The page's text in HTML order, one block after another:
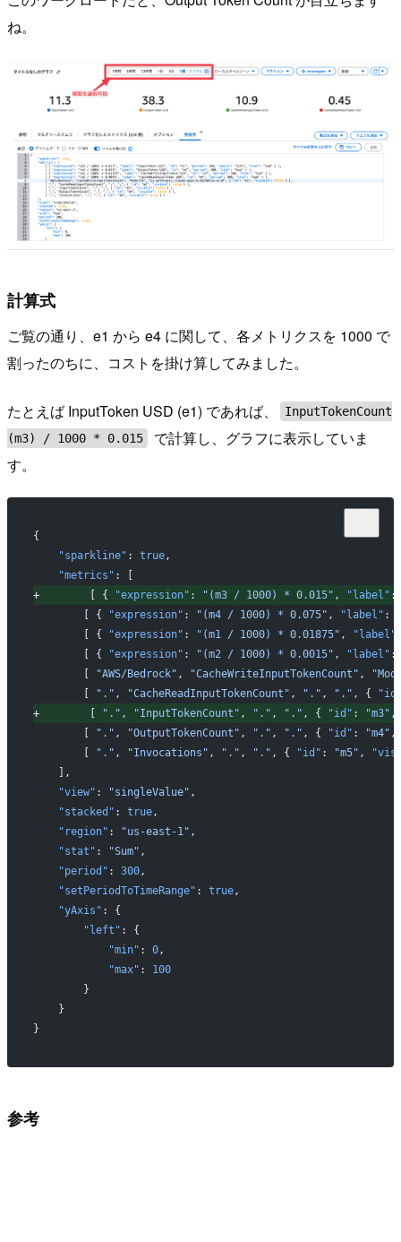
ね。
計算式
ご覧の通り、e1 から e4 に関して、各メトリクスを 1000 で
割ったのちに、コストを掛け算してみました。
たとえば InputToken USD (e1) であれば、
InputTokenCount
(m3) / 1000 * 0.015
で計算し、グラフに表示していま
す。
{
   "sparkline"
: true,
   "metrics"
: [
+
        [ {
"expression" : "(m3 / 1000) * 0.015" , "label"
       [ {
"expression" : "(m4 / 1000) * 0.075" , "label" :
       [ {
"expression" : "(m1 / 1000) * 0.01875" , "label"
       [ {
"expression" : "(m2 / 1000) * 0.0015" , "label"
"AWS/Bedrock" , "CacheWriteInputTokenCount" ,
"." , "CacheReadInputTokenCount" , "." , "." , {
+
        [
"." , "InputTokenCount" , "." , "." , { "id" : "m3"
"." , "OutputTokenCount" , "." , "." , { "id" : "m4"
"." , "Invocations" , "." , "." , { "id" : "m5" ,
   ],
   "view"
: "singleValue" ,
   "stacked"
: true,
   "region"
: "us-east-1" ,
   "stat"
: "Sum" ,
   "period"
: 300,
   "setPeriodToTimeRange"
: true,
   "yAxis"
: {
       "left"
: {
           "min"
: 0,
           "max"
: 100
       }
   }
}
参考